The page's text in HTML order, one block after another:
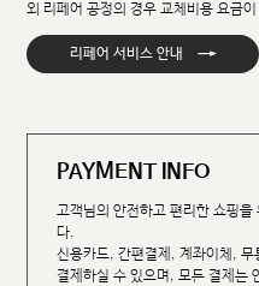
외 리페어 공정의 경우 교체비용 요금
리페어 서비스 안내 →
PAYMENT INFO
고객님의 안전하고 편리한 쇼핑을
다.
신용카드, 간편결제, 계좌이체, 무
결제하실 수 있으며, 모든 결제는